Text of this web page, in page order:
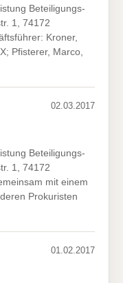
Beteiligungs-
1, 74172
Kroner,
Pfisterer, Marco,
02.03.2017
Beteiligungs-
1, 74172
mit einem
Prokuristen
01.02.2017